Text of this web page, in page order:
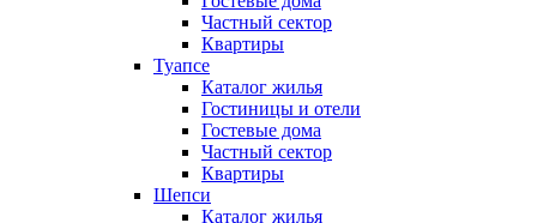
Частный сектор
Квартиры
Туапсе
Каталог жилья
Гостиницы и отели
Гостевые дома
Частный сектор
Квартиры
Шепси
Каталог жилья